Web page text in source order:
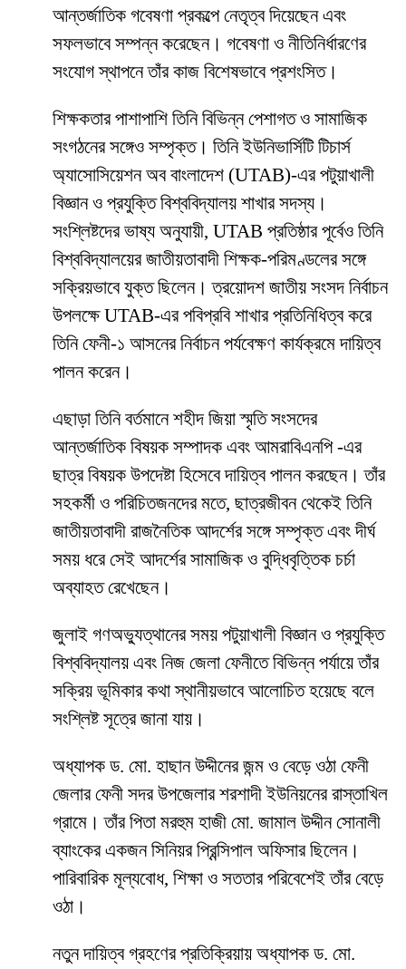
আন্তর্জাতিক গবেষণা প্রকল্পে নেতৃত্ব দিয়েছেন এবং
সফলভাবে সম্পন্ন করেছেন। গবেষণা ও নীতিনির্ধারণের
সংযোগ স্থাপনে তাঁর কাজ বিশেষভাবে প্রশংসিত।
শিক্ষকতার পাশাপাশি তিনি বিভিন্ন পেশাগত ও সামাজিক
সংগঠনের সঙ্গেও সম্পৃক্ত। তিনি ইউনিভার্সিটি টিচার্স
অ্যাসোসিয়েশন অব বাংলাদেশ (UTAB)-এর পটুয়াখালী
বিজ্ঞান ও প্রযুক্তি বিশ্ববিদ্যালয় শাখার সদস্য।
সংশ্লিষ্টদের ভাষ্য অনুযায়ী, UTAB প্রতিষ্ঠার পূর্বেও তিনি
বিশ্ববিদ্যালয়ের জাতীয়তাবাদী শিক্ষক-পরিমণ্ডলের সঙ্গে
সক্রিয়ভাবে যুক্ত ছিলেন। ত্রয়োদশ জাতীয় সংসদ নির্বাচন
উপলক্ষে UTAB-এর পবিপ্রবি শাখার প্রতিনিধিত্ব করে
তিনি ফেনী-১ আসনের নির্বাচন পর্যবেক্ষণ কার্যক্রমে দায়িত্ব
পালন করেন।
এছাড়া তিনি বর্তমানে শহীদ জিয়া স্মৃতি সংসদের
আন্তর্জাতিক বিষয়ক সম্পাদক এবং আমরাবিএনপি -এর
ছাত্র বিষয়ক উপদেষ্টা হিসেবে দায়িত্ব পালন করছেন। তাঁর
সহকর্মী ও পরিচিতজনদের মতে, ছাত্রজীবন থেকেই তিনি
জাতীয়তাবাদী রাজনৈতিক আদর্শের সঙ্গে সম্পৃক্ত এবং দীর্ঘ
সময় ধরে সেই আদর্শের সামাজিক ও বুদ্ধিবৃত্তিক চর্চা
অব্যাহত রেখেছেন।
জুলাই গণঅভ্যুত্থানের সময় পটুয়াখালী বিজ্ঞান ও প্রযুক্তি
বিশ্ববিদ্যালয় এবং নিজ জেলা ফেনীতে বিভিন্ন পর্যায়ে তাঁর
সক্রিয় ভূমিকার কথা স্থানীয়ভাবে আলোচিত হয়েছে বলে
সংশ্লিষ্ট সূত্রে জানা যায়।
অধ্যাপক ড. মো. হাছান উদ্দীনের জন্ম ও বেড়ে ওঠা ফেনী
জেলার ফেনী সদর উপজেলার শরশাদী ইউনিয়নের রাস্তাখিল
গ্রামে। তাঁর পিতা মরহুম হাজী মো. জামাল উদ্দীন সোনালী
ব্যাংকের একজন সিনিয়র প্রিন্সিপাল অফিসার ছিলেন।
পারিবারিক মূল্যবোধ, শিক্ষা ও সততার পরিবেশেই তাঁর বেড়ে
ওঠা।
নতুন দায়িত্ব গ্রহণের প্রতিক্রিয়ায় অধ্যাপক ড. মো.